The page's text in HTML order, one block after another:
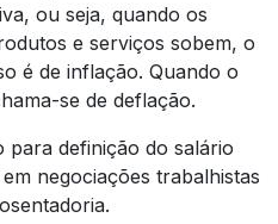
ou seja, quando os
e serviços sobem, o
é de inflação. Quando o
se de deflação.
para definição do salário
negociações trabalhistas